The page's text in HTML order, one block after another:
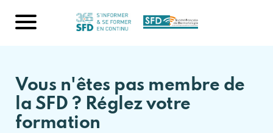
Vous n'êtes pas membre de
la SFD ? Réglez votre
formation